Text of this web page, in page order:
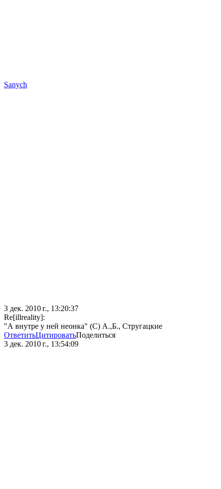
Sanych
3 дек. 2010 г., 13:20:37
Re[illreality]:
"А внутре у ней неонка" (С) А.,Б., Стругацкие
ОтветитьЦитироватьПоделиться
3 дек. 2010 г., 13:54:09